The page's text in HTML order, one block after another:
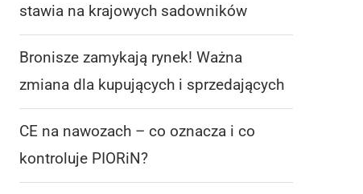
stawia na krajowych sadowników
Bronisze zamykają rynek! Ważna
zmiana dla kupujących i sprzedających
CE na nawozach – co oznacza i co
kontroluje PIORiN?